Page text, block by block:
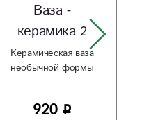
Домик Шебби
Домик Шебби ручной